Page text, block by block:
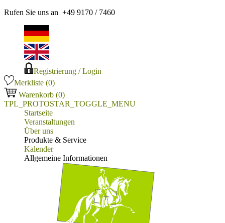
Rufen Sie uns an +49 9170 / 7460
Registrierung / Login
Merkliste (0)
Warenkorb (0)
TPL_PROTOSTAR_TOGGLE_MENU
Startseite
Veranstaltungen
Über uns
Produkte & Service
Kalender
Allgemeine Informationen